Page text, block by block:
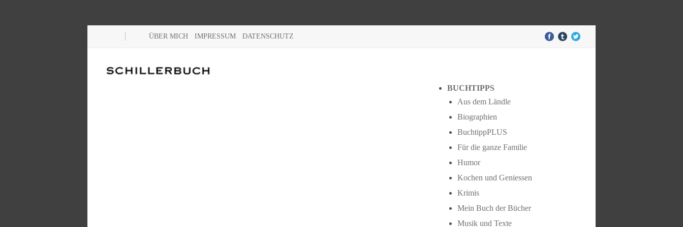
ÜBER MICH IMPRESSUM DATENSCHUTZ
BUCHTIPPS
Aus dem Ländle
Biographien
BuchtippPLUS
Für die ganze Familie
Humor
Kochen und Geniessen
Krimis
Mein Buch der Bücher
Musik und Texte